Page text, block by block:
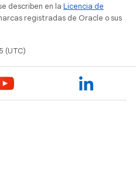
describen en la Licencia de
registradas de Oracle o sus
(UTC)